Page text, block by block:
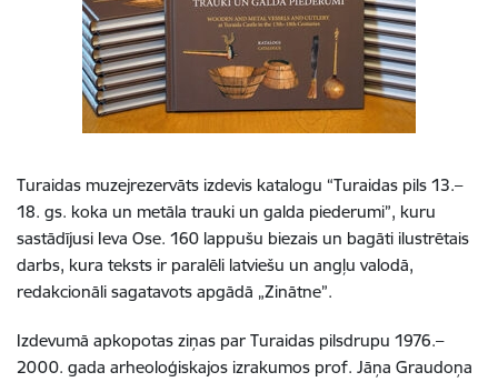
Turaidas muzejrezervāts izdevis katalogu “Turaidas pils 13.–
18. gs. koka un metāla trauki un galda piederumi”, kuru
sastādījusi Ieva Ose. 160 lappušu biezais un bagāti ilustrētais
darbs, kura teksts ir paralēli latviešu un angļu valodā,
redakcionāli sagatavots apgādā „Zinātne”.
Izdevumā apkopotas ziņas par Turaidas pilsdrupu 1976.–
2000. gada arheoloģiskajos izrakumos prof. Jāņa Graudoņa